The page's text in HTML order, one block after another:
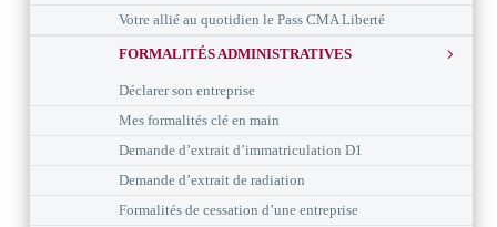
Votre allié au quotidien le Pass CMA Liberté
FORMALITÉS ADMINISTRATIVES
Déclarer son entreprise
Mes formalités clé en main
Demande d’extrait d’immatriculation D1
Demande d’extrait de radiation
Formalités de cessation d’une entreprise